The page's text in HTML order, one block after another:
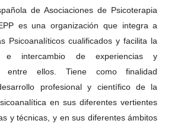
de Asociaciones de Psicoterapia
es una organización que integra a
Psicoanalíticos cualificados y facilita la
e intercambio de experiencias y
entre ellos. Tiene como finalidad
profesional y científico de la
en sus diferentes vertientes
y técnicas, y en sus diferentes ámbitos